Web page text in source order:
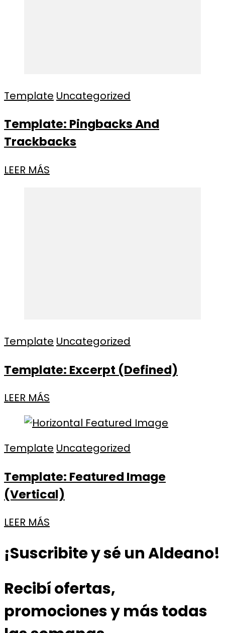
Template Uncategorized
Template: Pingbacks And
Trackbacks
LEER MÁS
Template Uncategorized
Template: Excerpt (Defined)
LEER MÁS
Template Uncategorized
Template: Featured Image
(Vertical)
LEER MÁS
¡Suscribite y sé un Aldeano!
Recibí ofertas,
promociones y más todas